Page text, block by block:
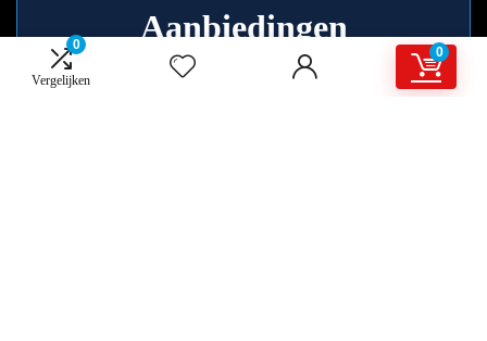
0
Vergelijken
0
Aanbiedingen